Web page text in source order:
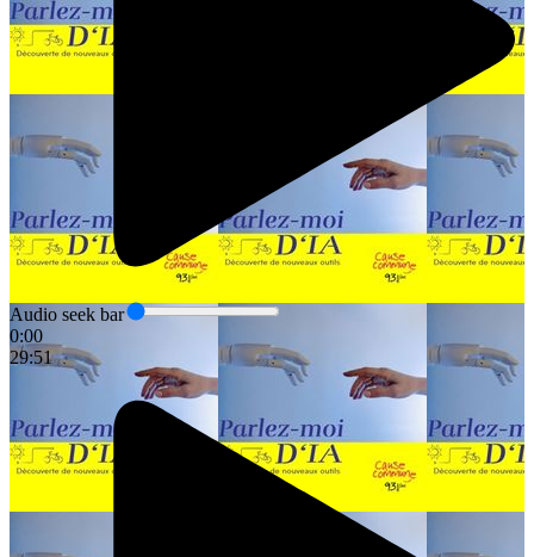
Audio seek bar
0:00
29:51